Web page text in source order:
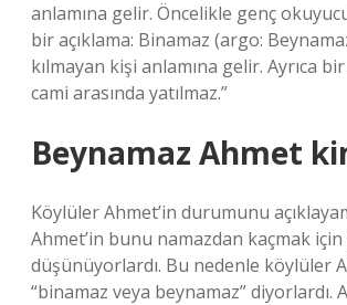
anlamına gelir. Öncelikle genç
bir açıklama: Binamaz (argo:
kılmayan kişi anlamına gelir. Ayrıca
cami arasında yatılmaz.”
Beynamaz Ahmet
Köylüler Ahmet’in durumunu
Ahmet’in bunu namazdan kaçmak için
düşünüyorlardı. Bu nedenle köylüler
“binamaz veya beynamaz” diyorlardı.